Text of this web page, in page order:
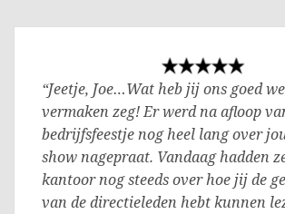
“Jeetje, Joe…Wat heb jij ons goed
vermaken zeg! Er werd na afloop
bedrijfsfeestje nog heel lang over
show nagepraat. Vandaag hadden
kantoor nog steeds over hoe jij de
van de directieleden hebt kunnen